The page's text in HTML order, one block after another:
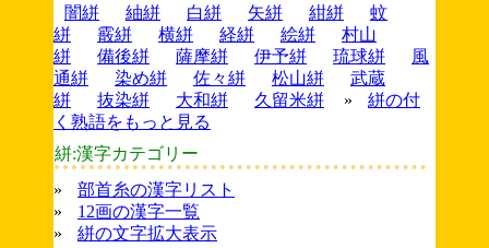
闇絣
紬絣 白絣 矢絣 紺絣
蚊
絣
霰絣 横絣 経絣 絵絣
村山
絣
備後絣 薩摩絣 伊予絣 琉球絣
風
通絣
染め絣 佐々絣 松山絣
武蔵
絣
抜染絣 大和絣 久留米絣 »
絣の付
く熟語をもっと見る
絣:漢字カテゴリー
»
部首糸の漢字リスト
»
12画の漢字一覧
»
絣の文字拡大表示